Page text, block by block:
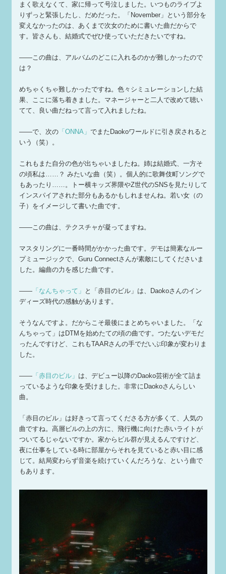
まく歌えなくて、家に帰って号泣しました。いつものライブよ
りずっと緊張したし、だめだった。「November」という部分を
変えなかったのは、あくまで次女のために書いた曲だからで
す。皆さんも、結婚式でぜひ使っていただきたいですね。
——この曲は、アルバムのどこに入れるのかが難しかったので
は？
めちゃくちゃ難しかったですね。色々シミュレーションした結
果、ここに落ち着きました。マネージャーと二人で改めて聴い
てて、良い曲だねって言って入れましたね。
——で、次の「ONNA」 でまたDaokoワールドに引き戻されると
いう（笑）。
これもまた自分の色が出ちゃいましたね。姉は結婚式、一方そ
の頃私は……？ みたいな曲（笑）。個人的に歌舞伎町ソングで
もあったり……。トー横キッズ界隈やZ世代のSNSを見たりして
インスパイアされた部分もあるかもしれませんね。若い女（の
子）をイメージして書いた曲です。
——この曲は、テクスチャが凝ってますね。
マスタリングに一番時間がかかった曲です。デモは簡素なルー
プミュージックで、Guru Connectさんが素敵にしてくださいま
した。編曲の力を感じた曲です。
——「なんちゃって」 と「赤目のビル」は、Daokoさんのイン
ディーズ時代の感触があります。
そうなんですよ。だからこそ最後にまとめちゃいました。「な
んちゃって」はDTMを始めたての頃の曲です。つたないデモだ
ったんですけど、これもTAARさんの手でだいぶ印象が変わりま
した。
——「赤目のビル」 は、デビュー以降のDaoko芸術が全て詰ま
っているような印象を受けました。非常にDaokoさんらしい
曲。
「赤目のビル」は好きって言ってくださる方が多くて、人気の
曲ですね。高層ビルの上の方に、飛行機に向けた赤いライトが
ついてるじゃないですか。家からビル群が見えるんですけど、
夜に仕事をしている時に部屋からそれを見ていると赤い目に感
じて。結局変わらず音楽を続けていくんだろうな、という曲で
もあります。